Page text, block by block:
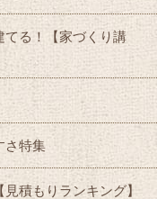
てる！【家づくり講
さ特集
積もりランキング】